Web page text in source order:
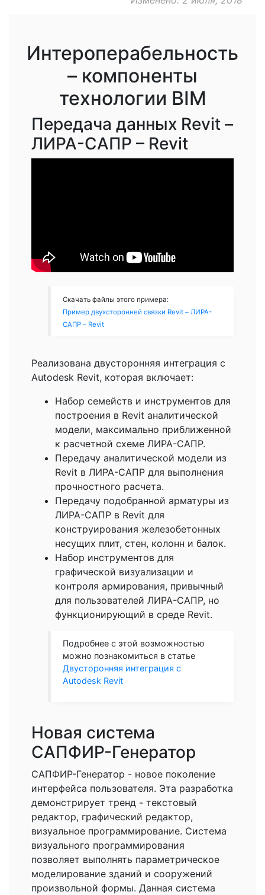
Интероперабельность
– компоненты
технологии BIM
Передача данных Revit –
ЛИРА-САПР – Revit
Скачать файлы этого примера:
Пример двухсторонней связки Revit – ЛИРА-
САПР – Revit
Реализована двусторонняя интеграция c
Autodesk Revit, которая включает:
Набор семейств и инструментов для
построения в Revit аналитической
модели, максимально приближенной
к расчетной схеме ЛИРА-САПР.
Передачу аналитической модели из
Revit в ЛИРА-САПР для выполнения
прочностного расчета.
Передачу подобранной арматуры из
ЛИРА-САПР в Revit для
конструирования железобетонных
несущих плит, стен, колонн и балок.
Набор инструментов для
графической визуализации и
контроля армирования, привычный
для пользователей ЛИРА-САПР, но
функционирующий в среде Revit.
Подробнее с этой возможностью
можно познакомиться в статье
Двусторонняя интеграция с
Autodesk Revit
Новая система
САПФИР-Генератор
САПФИР-Генератор - новое поколение
интерфейса пользователя. Эта разработка
демонстрирует тренд - текстовый
редактор, графический редактор,
визуальное программирование. Система
визуального программирования
позволяет выполнять параметрическое
моделирование зданий и сооружений
произвольной формы. Данная система